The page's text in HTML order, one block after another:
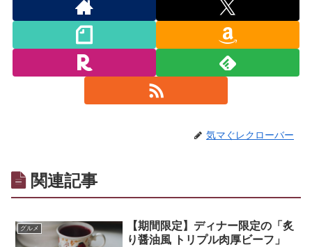
気マぐレクローバー
関連記事
グルメ
【期間限定】ディナー限定の「炙
り醤油風 トリプル肉厚ビーフ」